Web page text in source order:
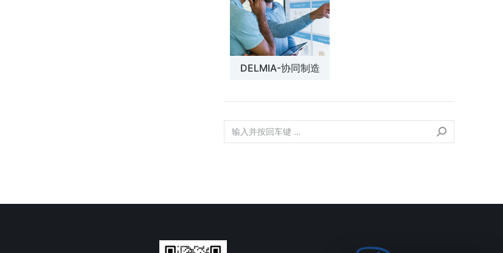
DELMIA-协同制造